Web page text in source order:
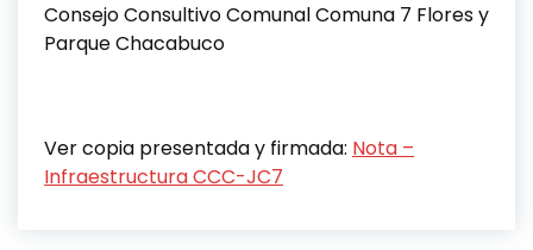
Consejo Consultivo Comunal Comuna 7 Flores y
Parque Chacabuco
Ver copia presentada y firmada: Nota –
Infraestructura CCC-JC7